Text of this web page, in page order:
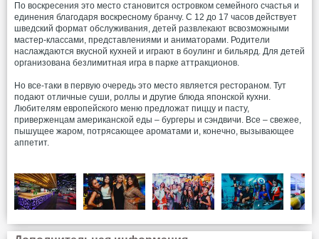
По воскресения это место становится островком семейного счастья и
единения благодаря воскресному бранчу. С 12 до 17 часов действует
шведский формат обслуживания, детей развлекают всвозможными
мастер-классами, представлениями и аниматорами. Родители
наслаждаются вкусной кухней и играют в боулинг и бильярд. Для детей
организована безлимитная игра в парке аттракционов.
Но все-таки в первую очередь это место является рестораном. Тут
подают отличные суши, роллы и другие блюда японской кухни.
Любителям европейского меню предложат пиццу и пасту,
приверженцам американской еды – бургеры и сэндвичи. Все – свежее,
пышущее жаром, потрясающее ароматами и, конечно, вызывающее
аппетит.